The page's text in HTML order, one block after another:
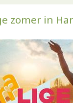
zomer in